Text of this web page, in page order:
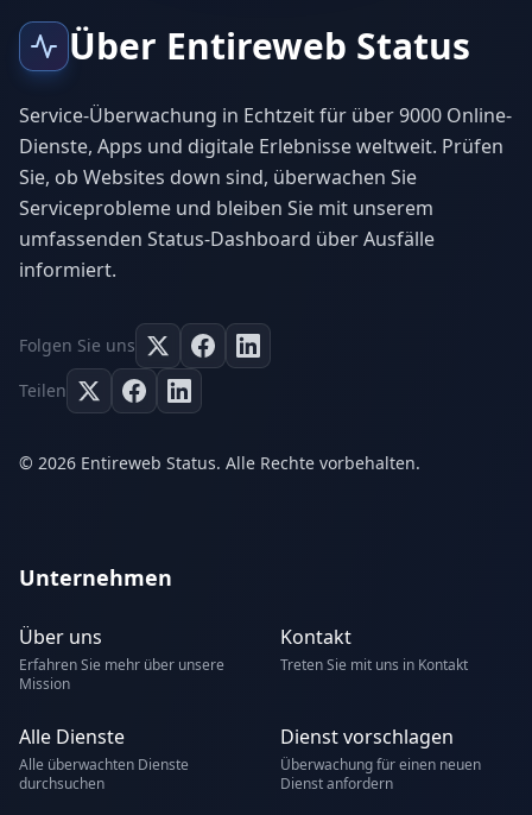
Über Entireweb Status
Service-Überwachung in Echtzeit für über 9000 Online-
Dienste, Apps und digitale Erlebnisse weltweit. Prüfen
Sie, ob Websites down sind, überwachen Sie
Serviceprobleme und bleiben Sie mit unserem
umfassenden Status-Dashboard über Ausfälle
informiert.
Folgen Sie uns
Teilen
© 2026 Entireweb Status. Alle Rechte vorbehalten.
Unternehmen
Über uns
Erfahren Sie mehr über unsere
Mission
Kontakt
Treten Sie mit uns in Kontakt
Alle Dienste
Alle überwachten Dienste
durchsuchen
Dienst vorschlagen
Überwachung für einen neuen
Dienst anfordern